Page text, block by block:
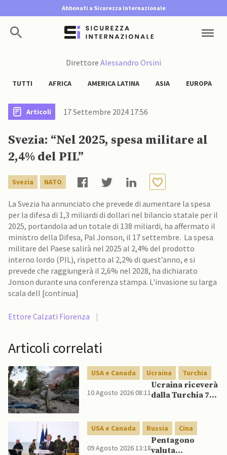
Abbonati a Sicurezza Internazionale
Direttore Alessandro Orsini
TUTTI AFRICA AMERICA LATINA ASIA EUROPA
Articoli 17 Settembre 2024 17:56
Svezia: “Nel 2025, spesa militare al
2,4% del PIL”
Svezia NATO
La Svezia ha annunciato che prevede di aumentare la spesa
per la difesa di 1,3 miliardi di dollari nel bilancio statale per il
2025, portandola ad un totale di 138 miliardi, ha affermato il
ministro della Difesa, Pal Jonson, il 17 settembre. La spesa
militare del Paese salirà nel 2025 al 2,4% del prodotto
interno lordo (PIL), rispetto al 2,2% di quest’anno, e si
prevede che raggiungerà il 2,6% nel 2028, ha dichiarato
Jonson durante una conferenza stampa. L'invasione su larga
scala dell [continua]
Ettore Calzati Fiorenza |
Articoli correlati
USA e Canada Ucraina Turchia
10 Agosto 2026 08:11
Ucraina riceverà
dalla Turchia 70
concordano
consegne
mensili di
USA e Canada Russia Cina
09 Agosto 2026 13:18
Pentagono
valuta